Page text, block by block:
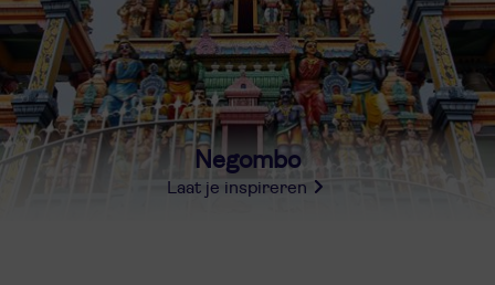
Negombo
Laat je inspireren